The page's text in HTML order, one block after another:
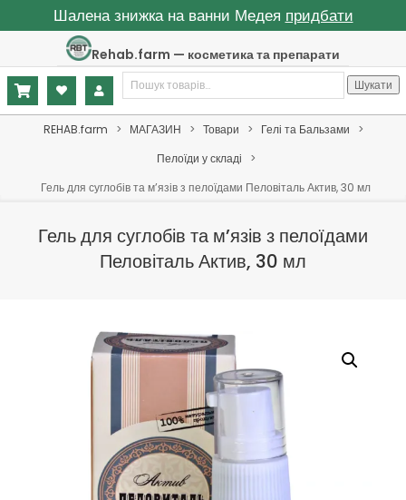
Шалена знижка на ванни Медея придбати
to
content
Rehab.farm — косметика та препарати
Шукати: Шукати
PrimaryREHAB.farm > МАГАЗИН > Товари > Гелі та Бальзами
>
Пелоїди у складі
>
Гель для суглобів та м’язів з пелоїдами Пеловіталь Актив, 30 мл
Гель для суглобів та м’язів з пелоїдами
Пеловіталь Актив, 30 мл